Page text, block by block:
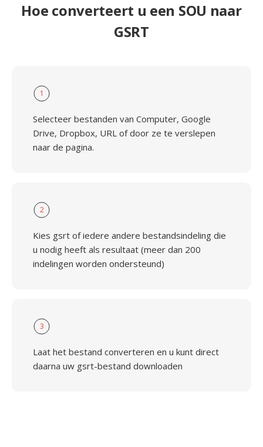
Hoe converteert u een SOU naar
GSRT
1
Selecteer bestanden van Computer, Google
Drive, Dropbox, URL of door ze te verslepen
naar de pagina.
2
Kies gsrt of iedere andere bestandsindeling die
u nodig heeft als resultaat (meer dan 200
indelingen worden ondersteund)
3
Laat het bestand converteren en u kunt direct
daarna uw gsrt-bestand downloaden